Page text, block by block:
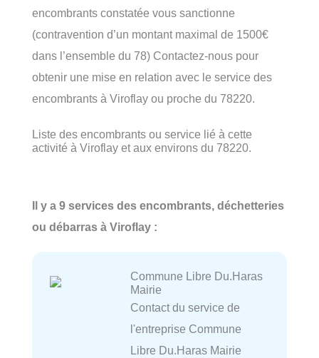
encombrants constatée vous sanctionne
(contravention d’un montant maximal de 1500€
dans l’ensemble du 78) Contactez-nous pour
obtenir une mise en relation avec le service des
encombrants à Viroflay ou proche du 78220.
Liste des encombrants ou service lié à cette
activité à Viroflay et aux environs du 78220.
Il y a 9 services des encombrants, déchetteries
ou débarras à Viroflay :
Commune Libre Du.Haras
Mairie
Contact du service de
l'entreprise Commune
Libre Du.Haras Mairie